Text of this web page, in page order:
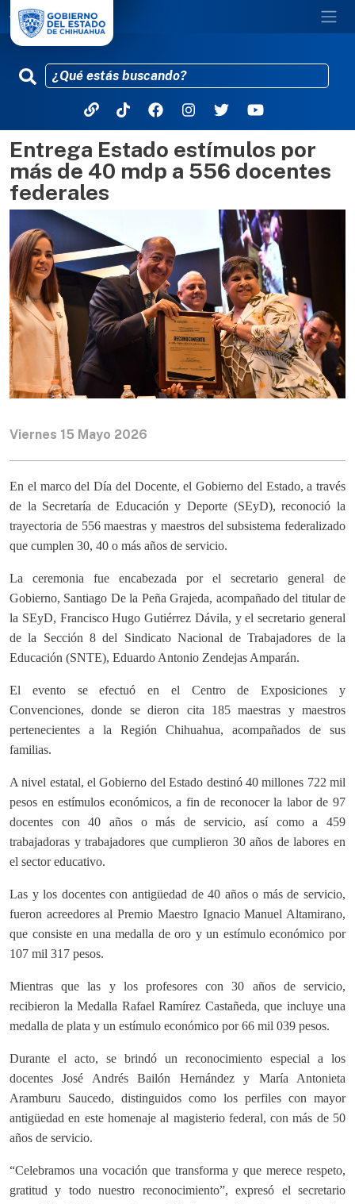
Pasar al contenido principal
Entrega Estado estímulos por
más de 40 mdp a 556 docentes
federales
Viernes 15 Mayo 2026
En el marco del Día del Docente, el Gobierno del Estado, a través
de la Secretaría de Educación y Deporte (SEyD), reconoció la
trayectoria de 556 maestras y maestros del subsistema federalizado
que cumplen 30, 40 o más años de servicio.
La ceremonia fue encabezada por el secretario general de
Gobierno, Santiago De la Peña Grajeda, acompañado del titular de
la SEyD, Francisco Hugo Gutiérrez Dávila, y el secretario general
de la Sección 8 del Sindicato Nacional de Trabajadores de la
Educación (SNTE), Eduardo Antonio Zendejas Amparán.
El evento se efectuó en el Centro de Exposiciones y
Convenciones, donde se dieron cita 185 maestras y maestros
pertenecientes a la Región Chihuahua, acompañados de sus
familias.
A nivel estatal, el Gobierno del Estado destinó 40 millones 722 mil
pesos en estímulos económicos, a fin de reconocer la labor de 97
docentes con 40 años o más de servicio, así como a 459
trabajadoras y trabajadores que cumplieron 30 años de labores en
el sector educativo.
Las y los docentes con antigüedad de 40 años o más de servicio,
fueron acreedores al Premio Maestro Ignacio Manuel Altamirano,
que consiste en una medalla de oro y un estímulo económico por
107 mil 317 pesos.
Mientras que las y los profesores con 30 años de servicio,
recibieron la Medalla Rafael Ramírez Castañeda, que incluye una
medalla de plata y un estímulo económico por 66 mil 039 pesos.
Durante el acto, se brindó un reconocimiento especial a los
docentes José Andrés Bailón Hernández y María Antonieta
Aramburu Saucedo, distinguidos como los perfiles con mayor
antigüedad en este homenaje al magisterio federal, con más de 50
años de servicio.
“Celebramos una vocación que transforma y que merece respeto,
gratitud y todo nuestro reconocimiento”, expresó el secretario